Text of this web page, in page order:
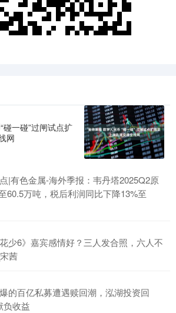
一碰”过闸试点扩
网
|有色金属-海外季报：韦丹塔2025Q2原
60.5万吨，税后利润同比下降13%至
少6》嘉宾感情好？三人发合照，六人不
茜
的百亿私募遭遇赎回潮，泓湖投资回
负收益